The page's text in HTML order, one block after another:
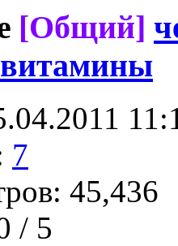
[Общий]
7
45,436
/ 5